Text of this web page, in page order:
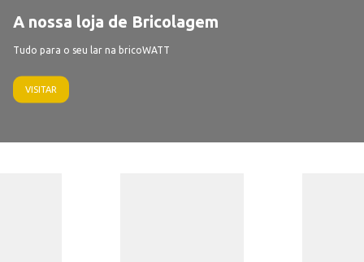
A nossa loja de Bricolagem
Tudo para o seu lar na bricoWATT
VISITAR